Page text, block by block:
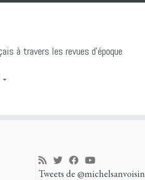
à travers les revues d'époque
Tweets de @michelsanvoisin